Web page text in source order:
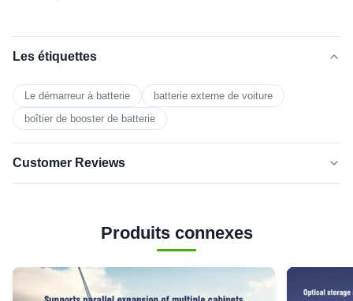
Les étiquettes
Le démarreur à batterie
batterie externe de voiture
boîtier de booster de batterie
Customer Reviews
5 star
100%
3 star
0
Produits connexes